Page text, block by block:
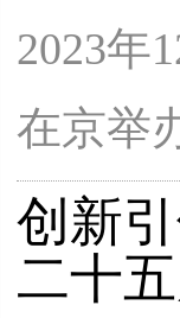
2023年
在京举
创新
二十